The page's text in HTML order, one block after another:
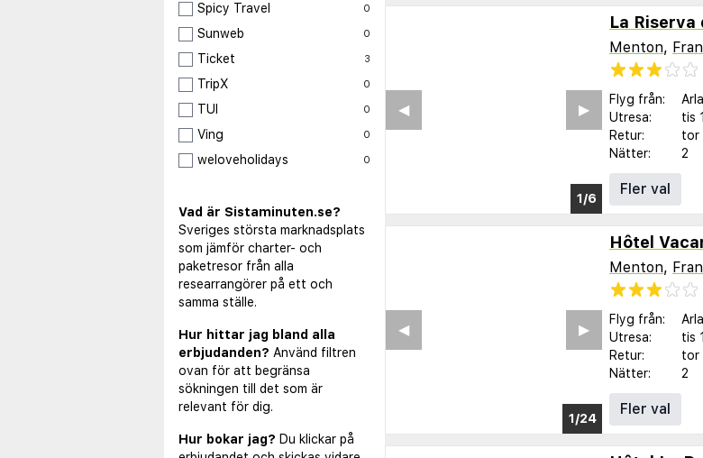
Spicy Travel 0
Sunweb 0
Ticket 3
TripX 0
TUI 0
Ving 0
weloveholidays 0
Vad är Sistaminuten.se?
Sveriges största marknadsplats
som jämför charter- och
paketresor från alla
researrangörer på ett och
samma ställe.
Hur hittar jag bland alla
erbjudanden? Använd filtren
ovan för att begränsa
sökningen till det som är
relevant för dig.
Hur bokar jag? Du klickar på
La Riserva
Menton,
Flyg från:
Utresa:
tis
Retur:
tor
Nätter:
2
Fler val
1/16
▶︎
◀︎
Menton,
Flyg från:
Utresa:
tis
Retur:
tor
Nätter:
2
Fler val